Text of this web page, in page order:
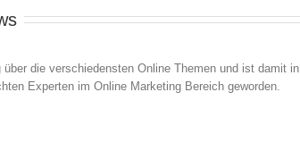
die verschiedensten Online Themen und ist damit in
Experten im Online Marketing Bereich geworden.